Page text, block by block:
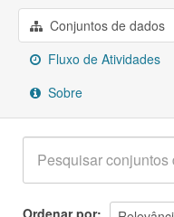
Grupos
Sobre
Conjuntos de dados
Fluxo de Atividades
Sobre
Ordenar por